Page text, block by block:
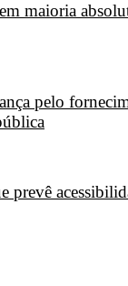
maioria
pelo
prevê